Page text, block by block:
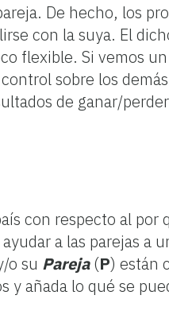
De hecho, los
con la suya. El
flexible. Si vemos
sobre los
de ganar/
con respecto al
a las parejas a
o su Pareja(P) están
y añada lo qué se